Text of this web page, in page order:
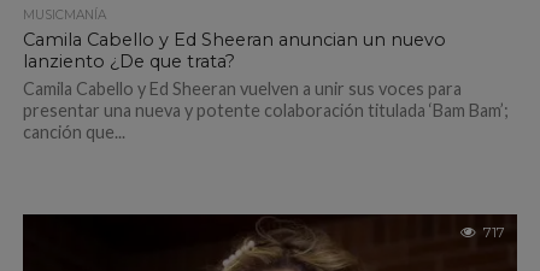
MUSICMANÍA
Camila Cabello y Ed Sheeran anuncian un nuevo
lanziento ¿De que trata?
Camila Cabello y Ed Sheeran vuelven a unir sus voces para
presentar una nueva y potente colaboración titulada ‘Bam Bam’;
canción que...
717